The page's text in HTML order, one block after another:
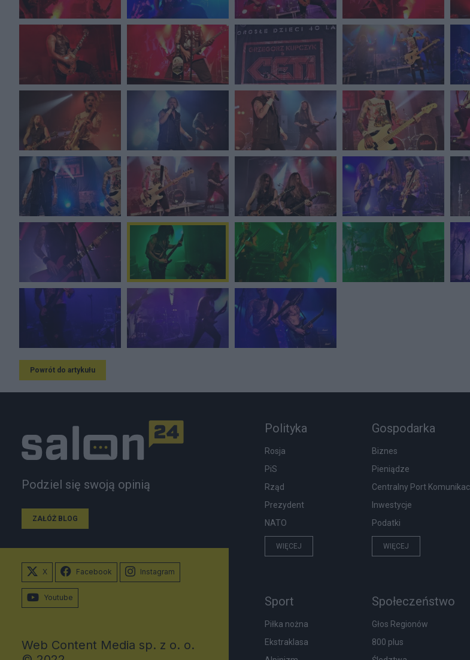
Powrót do artykułu
Podziel się swoją opinią
ZAŁÓŻ BLOG
Polityka
Rosja
PiS
Rząd
Prezydent
NATO
WIĘCEJ
Gospodarka
Biznes
Pieniądze
Centralny Port
Inwestycje
Podatki
WIĘCEJ
Sport
Piłka nożna
Ekstraklasa
Społeczeństwo
Głos Regionów
800 plus
X Facebook Instagram
Youtube
Web Content Media sp. z o. o.